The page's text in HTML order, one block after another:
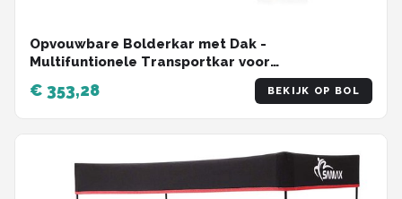
Opvouwbare Bolderkar met Dak -
Multifuntionele Transportkar voor
€ 353,28 BEKIJK OP BOL